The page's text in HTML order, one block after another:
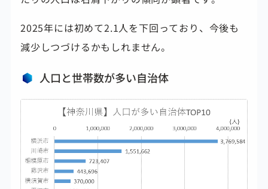
2025年には初めて2.1人を下回っており、今後も
減少しつづけるかもしれません。
人口と世帯数が多い自治体